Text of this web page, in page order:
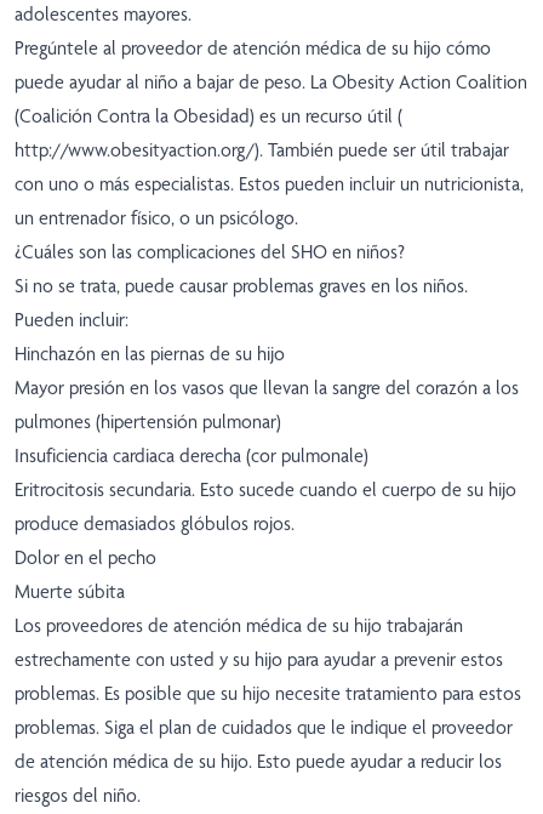
adolescentes mayores.
Pregúntele al proveedor de atención médica de su hijo cómo
puede ayudar al niño a bajar de peso. La Obesity Action Coalition
(Coalición Contra la Obesidad) es un recurso útil (
http://www.obesityaction.org/). También puede ser útil trabajar
con uno o más especialistas. Estos pueden incluir un nutricionista,
un entrenador físico, o un psicólogo.
¿Cuáles son las complicaciones del SHO en niños?
Si no se trata, puede causar problemas graves en los niños.
Pueden incluir:
Hinchazón en las piernas de su hijo
Mayor presión en los vasos que llevan la sangre del corazón a los
pulmones (hipertensión pulmonar)
Insuficiencia cardiaca derecha (cor pulmonale)
Eritrocitosis secundaria. Esto sucede cuando el cuerpo de su hijo
produce demasiados glóbulos rojos.
Dolor en el pecho
Muerte súbita
Los proveedores de atención médica de su hijo trabajarán
estrechamente con usted y su hijo para ayudar a prevenir estos
problemas. Es posible que su hijo necesite tratamiento para estos
problemas. Siga el plan de cuidados que le indique el proveedor
de atención médica de su hijo. Esto puede ayudar a reducir los
riesgos del niño.